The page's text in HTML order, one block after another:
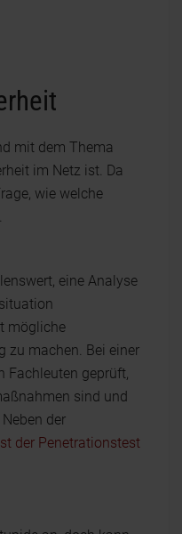
mit dem Thema
im Netz ist. Da
wie welche
eine Analyse
mögliche
zu machen. Bei einer
Fachleuten geprüft,
sind und
der
der Penetrationstest